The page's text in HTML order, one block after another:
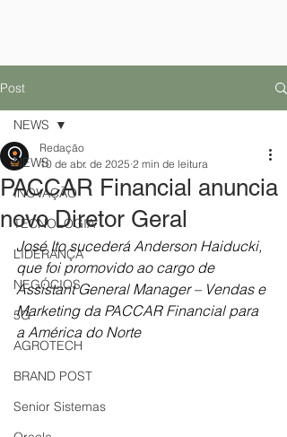
Post
NEWS
INOVAÇÃO
TECNOLOGIA
LIDERANÇA
NEGÓCIOS
5G
AGROTECH
BRAND POST
Senior Sistemas
NEWS
PACCAR Financial anuncia
novo Diretor Geral
Redação
10 de abr. de 2025 2 min de leitura
José Ito sucederá Anderson Haiducki,
que foi promovido ao cargo de
Assistant General Manager – Vendas e
Marketing da PACCAR Financial para
a América do Norte